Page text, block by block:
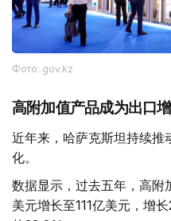
Фото: gov.kz
高附加值产品成为出口
近年来，哈萨克斯坦持续推
化。
数据显示，过去五年，高
美元增长至111亿美元，增